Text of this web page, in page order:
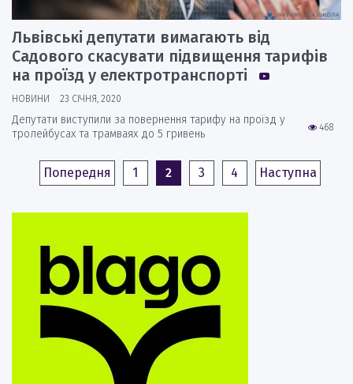
Львівські депутати вимагають від
Садового скасувати підвищення тарифів
на проїзд у електротранспорті
НОВИНИ 23 СІЧНЯ, 2020
468
Депутати виступили за повернення тарифу на проїзд у
тролейбусах та трамваях до 5 гривень
Попередня 1 2 3 4 Наступна